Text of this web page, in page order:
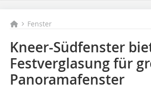
Fenster
Kneer-Südfenster
Festverglasung für
Panoramafenster